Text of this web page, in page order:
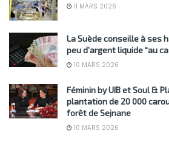
11 MARS 2026
La Suède conseille à ses
peu d’argent liquide “au
10 MARS 2026
Féminin by UIB et Soul &
plantation de 20 000
forêt de Sejnane
10 MARS 2026